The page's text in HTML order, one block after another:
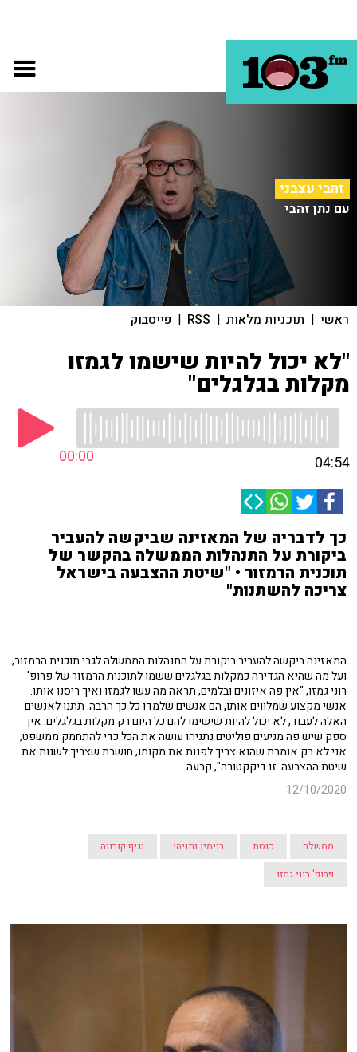
זהבי עצבני
עם נתן זהבי
ראשי | תוכניות מלאות |
RSS
| פייסבוק
"לא יכול להיות שישמו לגמזו
מקלות בגלגלים"
00:00 04:54
כך לדבריה של המאזינה שביקשה להעביר
ביקורת על התנהלות הממשלה בהקשר של
תוכנית הרמזור • "שיטת ההצבעה בישראל
צריכה להשתנות"
המאזינה ביקשה להעביר ביקורת על התנהלות הממשלה לגבי תוכנית הרמזור,
ועל מה שהיא הגדירה כמקלות בגלגלים ששמו לתוכנית הרמזור של פרופ'
רוני גמזו, "אין פה איזונים ובלמים, תראה מה עשו לגמזו ואיך ריסנו אותו.
אנשי מקצוע שמלווים אותו, הם אנשים שלמדו כל כך הרבה. תתנו לאנשים
האלה לעבוד, לא יכול להיות שישימו להם כל היום רק מקלות בגלגלים. אין
ספק שיש פה מניעים פוליטים נתניהו עושה את הכל כדי להתחמק ממשפט,
אני לא רק אומרת שהוא צריך לפנות את מקומו, חושבת שצריך לשנות את
שיטת ההצבעה. זו דיקקטורה", קבעה.
12/10/2020
ממשלה כנסת בנימין נתניהו
נגיף קורונה
פרופ' רוני גמזו